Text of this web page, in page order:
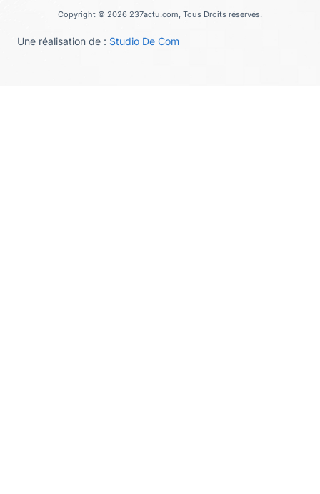
Copyright © 2026 237actu.com, Tous Droits réservés.
Une réalisation de : Studio De Com